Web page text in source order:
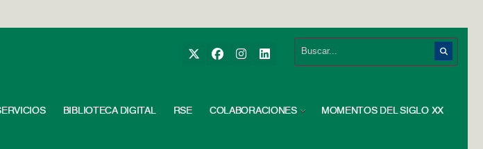
BIBLIOTECA DIGITAL RSE COLABORACIONES MOMENTOS DEL SIGLO XX